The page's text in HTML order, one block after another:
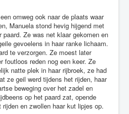
omweg ook naar de plaats waar
Manuela stond hevig hijgend met
paard. Ze was net klaar gekomen en
gevoelens in haar ranke lichaam.
te verzorgen. Ze moest later
foutloos reden nog een keer. Ze
natte plek in haar rijbroek, ze had
ze geil werd tijdens het rijden, haar
beweging over het zadel en
op het paard zat, opende
en zwollen haar kut lipjes op.